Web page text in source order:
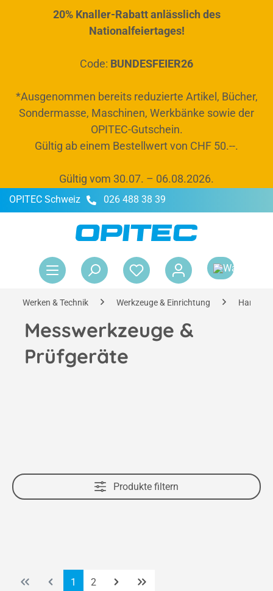
springen20% Knaller-Rabatt anlässlich des
Nationalfeiertages!
Code: BUNDESFEIER26
*Ausgenommen bereits reduzierte Artikel, Bücher,
Sondermasse, Maschinen, Werkbänke sowie der
OPITEC-Gutschein.
Gültig ab einem Bestellwert von CHF 50.--.
Gültig vom 30.07. – 06.08.2026.
OPITEC Schweiz 026 488 38 39
Werken & Technik Werkzeuge & Einrichtung
Messwerkzeuge &
Prüfgeräte
Produkte filtern
Seite
1 Seite
2